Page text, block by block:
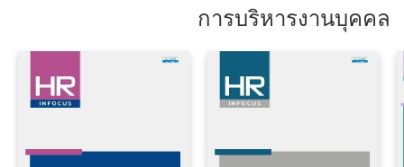
การบริหารงานบุคคล